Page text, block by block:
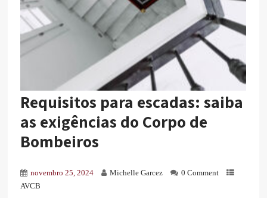
Requisitos para escadas: saiba
as exigências do Corpo de
Bombeiros
novembro 25, 2024 Michelle Garcez
0 Comment
AVCB